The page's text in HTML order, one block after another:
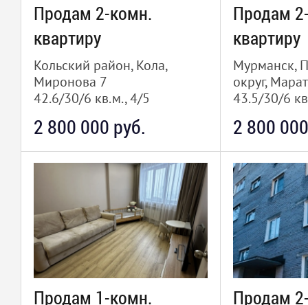
Продам 2-комн.
квартиру
Кольский район, Кола,
Миронова 7
42.6/30/6 кв.м., 4/5
2 800 000 руб.
Продам
квартиру
Мурманск,
округ,
43.5/30/6
2 800
Продам 1-комн. Продам